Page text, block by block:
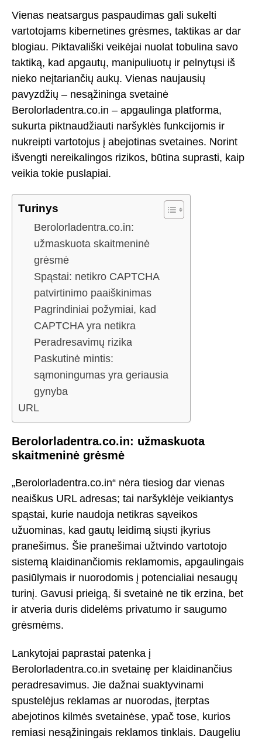
Vienas neatsargus paspaudimas gali sukelti
vartotojams kibernetines grėsmes, taktikas ar dar
blogiau. Piktavališki veikėjai nuolat tobulina savo
taktiką, kad apgautų, manipuliuotų ir pelnytųsi iš
nieko neįtariančių aukų. Vienas naujausių
pavyzdžių – nesąžininga svetainė
Berolorladentra.co.in – apgaulinga platforma,
sukurta piktnaudžiauti naršyklės funkcijomis ir
nukreipti vartotojus į abejotinas svetaines. Norint
išvengti nereikalingos rizikos, būtina suprasti, kaip
veikia tokie puslapiai.
Turinys
Berolorladentra.co.in:
užmaskuota skaitmeninė
grėsmė
Spąstai: netikro CAPTCHA
patvirtinimo paaiškinimas
Pagrindiniai požymiai, kad
CAPTCHA yra netikra
Peradresavimų rizika
Paskutinė mintis:
sąmoningumas yra geriausia
gynyba
URL
Berolorladentra.co.in: užmaskuota
skaitmeninė grėsmė
„Berolorladentra.co.in“ nėra tiesiog dar vienas
neaiškus URL adresas; tai naršyklėje veikiantys
spąstai, kurie naudoja netikras sąveikos
užuominas, kad gautų leidimą siųsti įkyrius
pranešimus. Šie pranešimai užtvindo vartotojo
sistemą klaidinančiomis reklamomis, apgaulingais
pasiūlymais ir nuorodomis į potencialiai nesaugų
turinį. Gavusi prieigą, ši svetainė ne tik erzina, bet
ir atveria duris didelėms privatumo ir saugumo
grėsmėms.
Lankytojai paprastai patenka į
Berolorladentra.co.in svetainę per klaidinančius
peradresavimus. Jie dažnai suaktyvinami
spustelėjus reklamas ar nuorodas, įterptas
abejotinos kilmės svetainėse, ypač tose, kurios
remiasi nesąžiningais reklamos tinklais. Daugeliu